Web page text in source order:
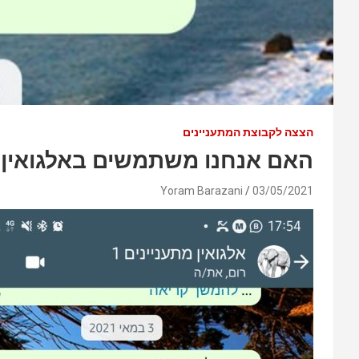
הצצה לקבוצת המתעניינים
האם אנחנו משתמשים
03/05/2021
Yoram Barazani